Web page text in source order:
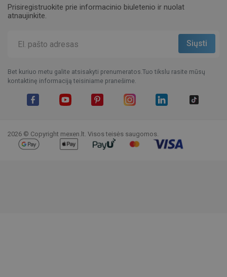
Prisiregistruokite prie informacinio biuletenio ir nuolat
atnaujinkite.
Bet kuriuo metu galite atsisakyti prenumeratos.Tuo tikslu rasite mūsų
kontaktinę informaciją teisiniame pranešime.
2026 © Copyright mexen.lt. Visos teisės saugomos.